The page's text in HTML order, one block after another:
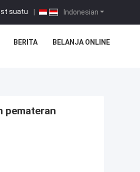
Indonesian
suatu |
BERITA BELANJA ONLINE
pemateran